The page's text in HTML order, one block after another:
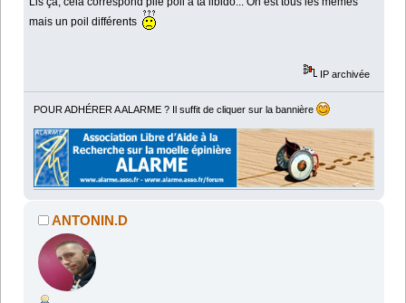
mais un poil différents
IP archivée
POUR ADHÉRER A ALARME ? Il suffit de cliquer sur la bannière
ANTONIN.D